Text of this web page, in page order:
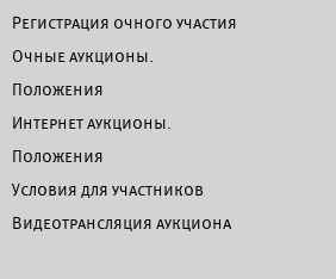
Регистрация очного участия
Очные аукционы.
Положения
Интернет аукционы.
Положения
Условия для участников
Видеотрансляция аукциона